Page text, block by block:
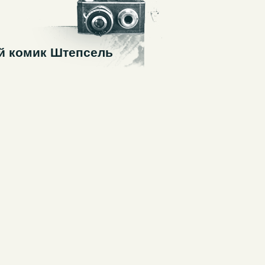
комик Штепсель